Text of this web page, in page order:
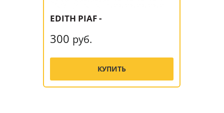
EDITH PIAF -
300 руб.
КУПИТЬ